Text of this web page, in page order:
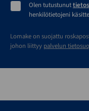
Olen tutustunut
henkilötietojeni
Lomake on suojattu
johon liittyy palvelun